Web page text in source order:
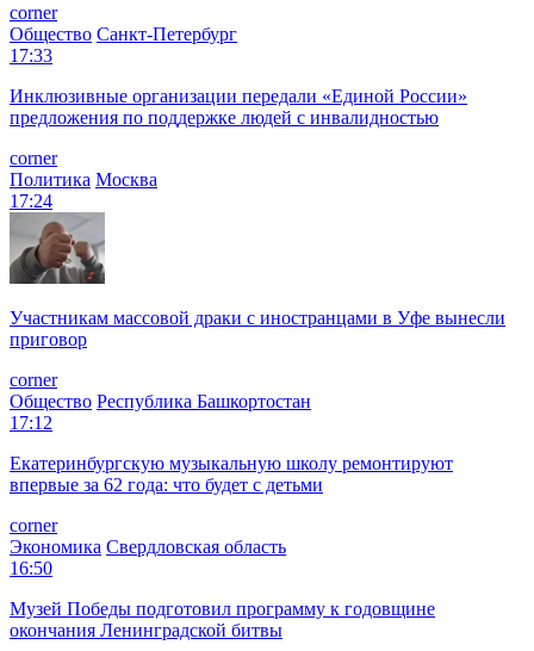
corner
Общество Санкт-Петербург
17:33
Инклюзивные организации передали «Единой России»
предложения по поддержке людей с инвалидностью
corner
Политика Москва
17:24
Участникам массовой драки с иностранцами в Уфе вынесли
приговор
corner
Общество Республика Башкортостан
17:12
Екатеринбургскую музыкальную школу ремонтируют
впервые за 62 года: что будет с детьми
corner
Экономика Свердловская область
16:50
Музей Победы подготовил программу к годовщине
окончания Ленинградской битвы